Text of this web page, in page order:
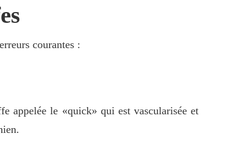
courantes :
appelée le «quick» qui est vascularisée et